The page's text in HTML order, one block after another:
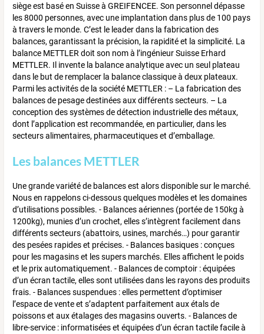
siège est basé en Suisse à GREIFENCEE. Son personnel dépasse
les 8000 personnes, avec une implantation dans plus de 100 pays
à travers le monde. C’est le leader dans la fabrication des
balances, garantissant la précision, la rapidité et la simplicité. La
balance METTLER doit son nom à l’ingénieur Suisse Erhard
METTLER. Il invente la balance analytique avec un seul plateau
dans le but de remplacer la balance classique à deux plateaux.
Parmi les activités de la société METTLER : – La fabrication des
balances de pesage destinées aux différents secteurs. – La
conception des systèmes de détection industrielle des métaux,
dont l’application est recommandée, en particulier, dans les
secteurs alimentaires, pharmaceutiques et d’emballage.
Les balances METTLER
Une grande variété de balances est alors disponible sur le marché.
Nous en rappelons ci-dessous quelques modèles et les domaines
d’utilisations possibles. - Balances aériennes (portée de 150kg à
1200kg), munies d’un crochet, elles s’intègrent facilement dans
différents secteurs (abattoirs, usines, marchés…) pour garantir
des pesées rapides et précises. - Balances basiques : conçues
pour les magasins et les supers marchés. Elles affichent le poids
et le prix automatiquement. - Balances de comptoir : équipées
d’un écran tactile, elles sont utilisées dans les rayons des produits
frais. - Balances suspendues : elles permettent d’optimiser
l’espace de vente et s’adaptent parfaitement aux étals de
poissons et aux étalages des magasins ouverts. - Balances de
libre-service : informatisées et équipées d’un écran tactile facile à